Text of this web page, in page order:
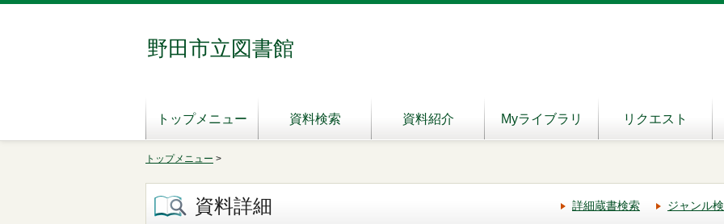
野田市立図書館
トップメニュー 資料検索 資料紹介 Myライブラリ リクエスト
トップメニュー >
資料詳細 詳細蔵書検索 ジャンル